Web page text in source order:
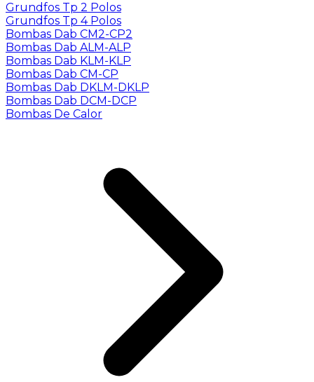
Grundfos Tp 2 Polos
Grundfos Tp 4 Polos
Bombas Dab CM2-CP2
Bombas Dab ALM-ALP
Bombas Dab KLM-KLP
Bombas Dab CM-CP
Bombas Dab DKLM-DKLP
Bombas Dab DCM-DCP
Bombas De Calor